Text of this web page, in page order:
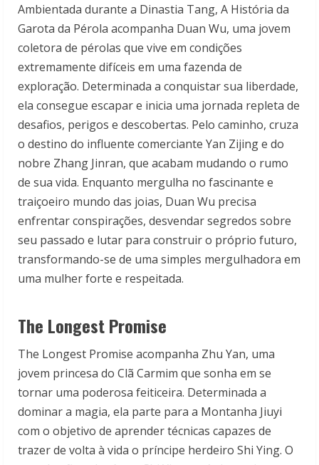
Ambientada durante a Dinastia Tang, A História da
Garota da Pérola acompanha Duan Wu, uma jovem
coletora de pérolas que vive em condições
extremamente difíceis em uma fazenda de
exploração. Determinada a conquistar sua liberdade,
ela consegue escapar e inicia uma jornada repleta de
desafios, perigos e descobertas. Pelo caminho, cruza
o destino do influente comerciante Yan Zijing e do
nobre Zhang Jinran, que acabam mudando o rumo
de sua vida. Enquanto mergulha no fascinante e
traiçoeiro mundo das joias, Duan Wu precisa
enfrentar conspirações, desvendar segredos sobre
seu passado e lutar para construir o próprio futuro,
transformando-se de uma simples mergulhadora em
uma mulher forte e respeitada.
The Longest Promise
The Longest Promise acompanha Zhu Yan, uma
jovem princesa do Clã Carmim que sonha em se
tornar uma poderosa feiticeira. Determinada a
dominar a magia, ela parte para a Montanha Jiuyi
com o objetivo de aprender técnicas capazes de
trazer de volta à vida o príncipe herdeiro Shi Ying. O